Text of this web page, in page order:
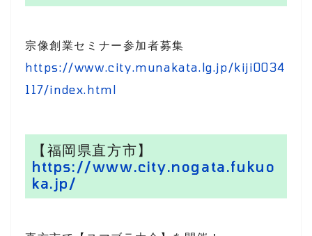
宗像創業セミナー参加者募集
https://www.city.munakata.lg.jp/kiji0034
117/index.html
【福岡県直方市】
https://www.city.nogata.fukuo
ka.jp/